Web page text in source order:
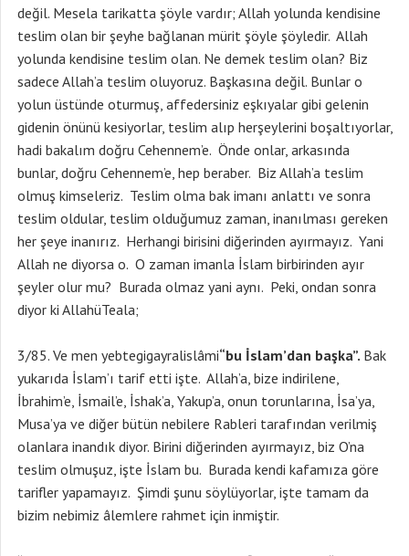
değil. Mesela tarikatta şöyle vardır; Allah yolunda kendisine
teslim olan bir şeyhe bağlanan mürit şöyle şöyledir. Allah
yolunda kendisine teslim olan. Ne demek teslim olan? Biz
sadece Allah’a teslim oluyoruz. Başkasına değil. Bunlar o
yolun üstünde oturmuş, affedersiniz eşkıyalar gibi gelenin
gidenin önünü kesiyorlar, teslim alıp herşeylerini boşaltıyorlar,
hadi bakalım doğru Cehennem’e. Önde onlar, arkasında
bunlar, doğru Cehennem’e, hep beraber. Biz Allah’a teslim
olmuş kimseleriz. Teslim olma bak imanı anlattı ve sonra
teslim oldular, teslim olduğumuz zaman, inanılması gereken
her şeye inanırız. Herhangi birisini diğerinden ayırmayız. Yani
Allah ne diyorsa o. O zaman imanla İslam birbirinden ayır
şeyler olur mu? Burada olmaz yani aynı. Peki, ondan sonra
diyor ki AllahüTeala;
3/85. Ve men yebtegigayralislâmi“bu İslam’dan başka”. Bak
yukarıda İslam’ı tarif etti işte. Allah’a, bize indirilene,
İbrahim’e, İsmail’e, İshak’a, Yakup’a, onun torunlarına, İsa’ya,
Musa’ya ve diğer bütün nebilere Rableri tarafından verilmiş
olanlara inandık diyor. Birini diğerinden ayırmayız, biz O’na
teslim olmuşuz, işte İslam bu. Burada kendi kafamıza göre
tarifler yapamayız. Şimdi şunu söylüyorlar, işte tamam da
bizim nebimiz âlemlere rahmet için inmiştir.